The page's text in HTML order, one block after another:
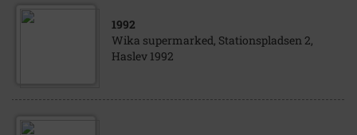
1992
Wika supermarked, Stationspladsen 2,
Haslev 1992